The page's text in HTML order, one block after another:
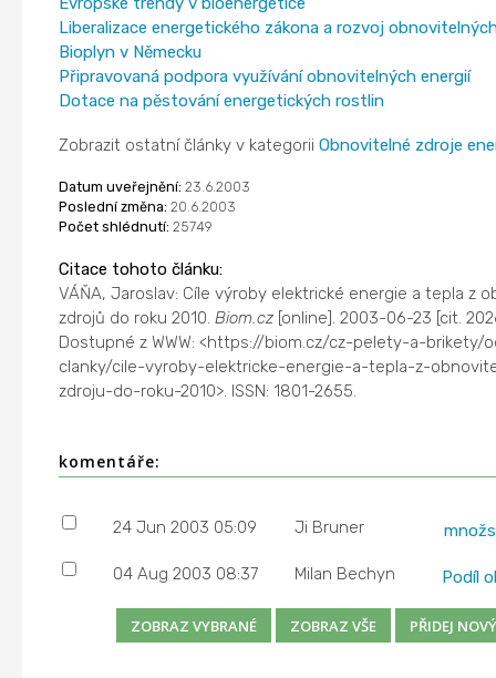
Liberalizace energetického zákona a rozvoj
Bioplyn v Německu
Připravovaná podpora využívání obnovitelných energií
Dotace na pěstování energetických rostlin
Zobrazit ostatní články v kategoriiObnovitelné zdroje
Datum uveřejnění: 23.6.2003
Poslední změna: 20.6.2003
Počet shlédnutí: 25749
Citace tohoto článku:
VÁŇA, Jaroslav: Cíle výroby elektrické energie a tepla z
zdrojů do roku 2010.Biom.cz [online]. 2003-06-23 [cit.
Dostupné z WWW: <https://biom.cz/cz-pelety-a-brikety/
clanky/cile-vyroby-elektricke-energie-a-tepla-z-
zdroju-do-roku-2010>. ISSN: 1801-2655.
komentáře:
24 Jun 2003 05:09 Ji Bruner
04 Aug 2003 08:37 Milan Bechyn Podíl